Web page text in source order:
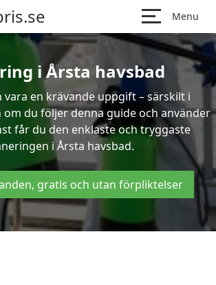
Menu
i Årsta havsbad
vara en krävande uppgift – särskilt i
du följer denna guide och använder
får du den enklaste och tryggaste
i Årsta havsbad.
gratis och utan förpliktelser